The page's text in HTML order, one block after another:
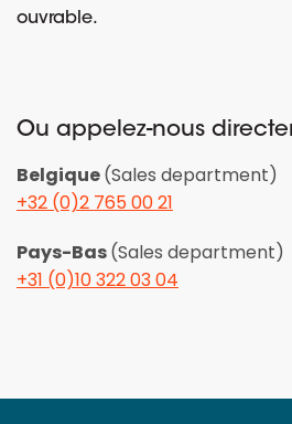
ouvrable.
Ou appelez-nous
Belgique(Sales department)
+32 (0)2 765 00 21
Pays-Bas(Sales department)
+31 (0)10 322 03 04